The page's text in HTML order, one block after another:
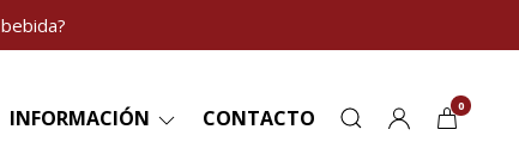
INFORMACIÓN CONTACTO 0